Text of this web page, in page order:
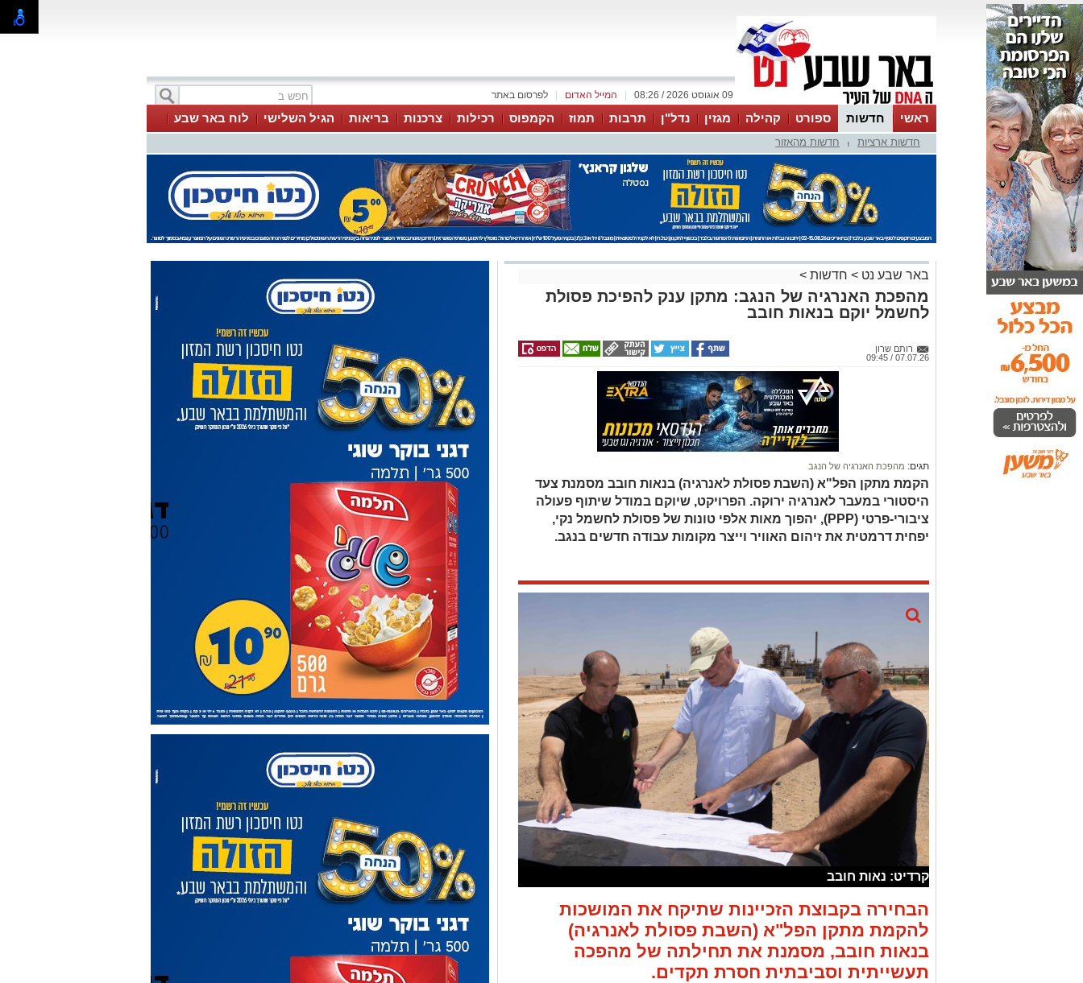
לפרסום באתר המייל האדום 09 אוגוסט 2026 / 08:26
ראשי חדשות ספורט קהילה מגזין נדל"ן תרבות תמוז הקמפוס רכילות צרכנות בריאות הגיל השלישי
לוח באר שבע
עסקים
טיפים והמלצותחדשות ארציות חדשות מהאזור
באר שבע נט > חדשות >
מהפכת האנרגיה של הנגב: מתקן ענק להפיכת פסולת
לחשמל יוקם בנאות חובב
רותם שרון
07.07.26 / 09:45
תגים: מהפכת האנרגיה של הנגב
הקמת מתקן הפל"א (השבת פסולת לאנרגיה) בנאות חובב מסמנת צעד
היסטורי במעבר לאנרגיה ירוקה. הפרויקט, שיוקם במודל שיתוף פעולה
ציבורי-פרטי (PPP), יהפוך מאות אלפי טונות של פסולת לחשמל נקי,
יפחית דרמטית את זיהום האוויר וייצר מקומות עבודה חדשים בנגב.
קרדיט: נאות חובב
הבחירה בקבוצת הזכיינות שתיקח את המושכות
להקמת מתקן הפל"א (השבת פסולת לאנרגיה)
בנאות חובב, מסמנת את תחילתה של מהפכה
תעשייתית וסביבתית חסרת תקדים.